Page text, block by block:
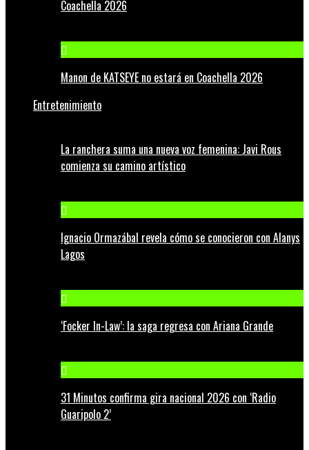
Coachella 2026
Manon de KATSEYE no estará en Coachella 2026
Entretenimiento
La ranchera suma una nueva voz femenina: Javi Rous
comienza su camino artístico
Ignacio Ormazábal revela cómo se conocieron con Alanys
Lagos
‘Focker In-Law’: la saga regresa con Ariana Grande
31 Minutos confirma gira nacional 2026 con ‘Radio
Guaripolo 2’